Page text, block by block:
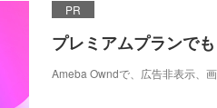
PR
プレミアムプランで
Ameba Owndで、広告非表示、